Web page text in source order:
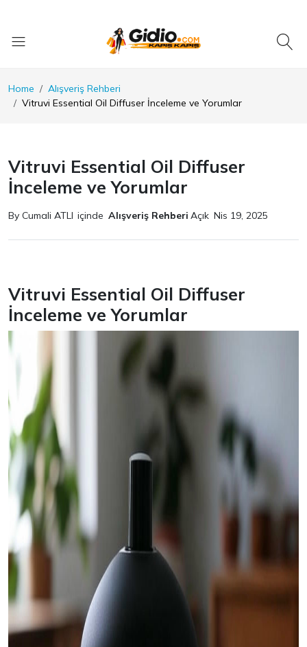
Home
Alışveriş Rehberi
Vitruvi Essential Oil Diffuser İnceleme ve Yorumlar
Vitruvi Essential Oil Diffuser
İnceleme ve Yorumlar
By Cumali ATLI içinde Alışveriş Rehberi Açık Nis 19, 2025
Vitruvi Essential Oil Diffuser
İnceleme ve Yorumlar